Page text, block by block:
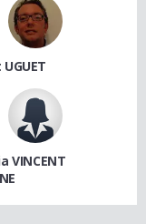
VINCENT